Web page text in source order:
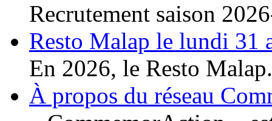
Recrutement saison
Resto Malap le lundi 31
En 2026, le Resto
À propos du réseau